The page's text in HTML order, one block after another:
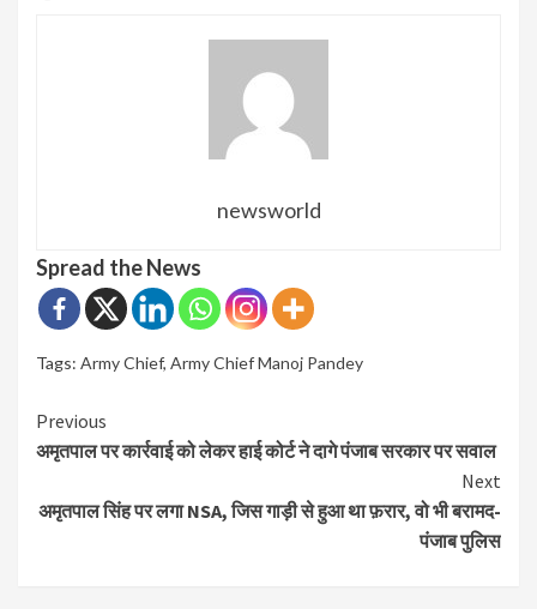
newsworld
Spread the News
Tags: Army Chief, Army Chief Manoj Pandey
Continue
Reading
Previous
अमृतपाल पर कार्रवाई को लेकर हाई कोर्ट ने दागे पंजाब सरकार पर सवाल
Next
अमृतपाल सिंह पर लगा NSA, जिस गाड़ी से हुआ था फ़रार, वो भी बरामद-
पंजाब पुलिस